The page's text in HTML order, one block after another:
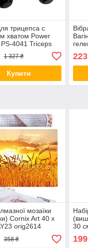
трицепса с
хватом Power
4041 Triceps
1 327 ₴
Купити
мозаїки
Cornix Art 40 x
orig2614
358 ₴
30
199